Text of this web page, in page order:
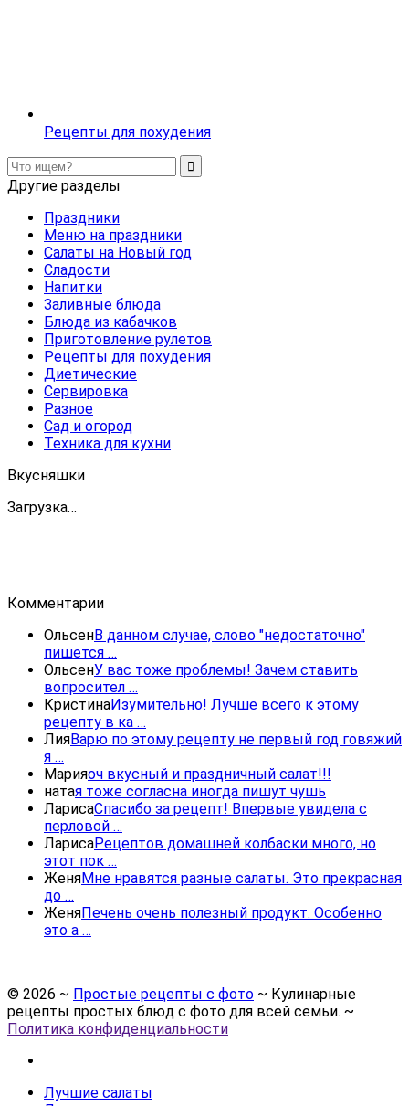
Рецепты для похудения
Другие разделы
Праздники
Меню на праздники
Салаты на Новый год
Сладости
Напитки
Заливные блюда
Блюда из кабачков
Приготовление рулетов
Рецепты для похудения
Диетические
Сервировка
Разное
Сад и огород
Техника для кухни
Вкусняшки
Загрузка…
Комментарии
ОльсенВ данном случае, слово "недостаточно"
пишется …
ОльсенУ вас тоже проблемы! Зачем ставить
вопросител …
КристинаИзумительно! Лучше всего к этому
рецепту в ка …
ЛияВарю по этому рецепту не первый год говяжий
я …
Марияоч вкусный и праздничный салат!!!
натая тоже согласна иногда пишут чушь
ЛарисаСпасибо за рецепт! Впервые увидела с
перловой …
ЛарисаРецептов домашней колбаски много, но
этот пок …
ЖеняМне нравятся разные салаты. Это прекрасная
до …
ЖеняПечень очень полезный продукт. Особенно
это а …
© 2026 ~ Простые рецепты с фото ~ Кулинарные
рецепты простых блюд с фото для всей семьи. ~
Политика конфиденциальности
Лучшие салаты